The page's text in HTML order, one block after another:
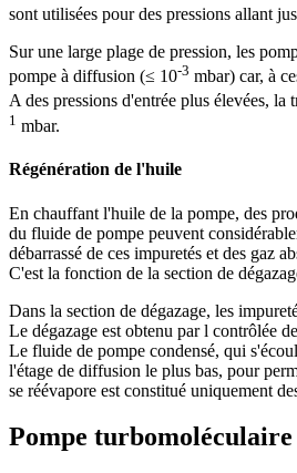
sont utilisées pour des pressions allant
Sur une large plage de pression, les
pompe à diffusion (≤ 10-3 mbar) car, à
A des pressions d'entrée plus élevées,
1 mbar.
Régénération de l'huile
En chauffant l'huile de la pompe, des
du fluide de pompe peuvent
débarrassé de ces impuretés et des gaz
C'est la fonction de la section de
Dans la section de dégazage, les
Le dégazage est obtenu par l contrôlée
Le fluide de pompe condensé, qui
l'étage de diffusion le plus bas, pour
se réévapore est constitué uniquement
Pompe turbomoléculaire